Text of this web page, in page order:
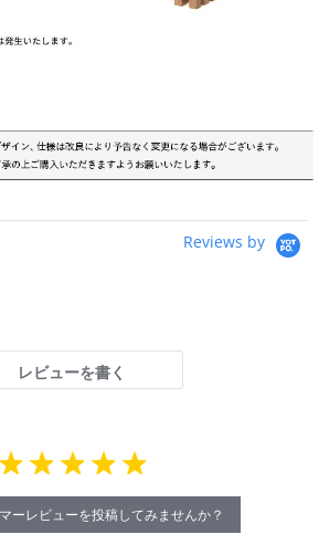
Reviews by
レビューを書く
ーレビューを投稿してみませんか？